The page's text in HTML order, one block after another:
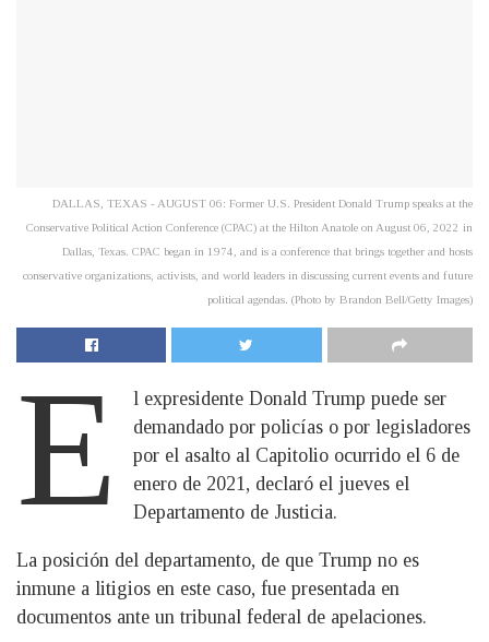
DALLAS, TEXAS - AUGUST 06: Former U.S. President Donald Trump speaks at the
Conservative Political Action Conference (CPAC) at the Hilton Anatole on August 06, 2022 in
Dallas, Texas. CPAC began in 1974, and is a conference that brings together and hosts
conservative organizations, activists, and world leaders in discussing current events and future
political agendas. (Photo by Brandon Bell/Getty Images)
E
l expresidente Donald Trump puede ser
demandado por policías o por legisladores
por el asalto al Capitolio ocurrido el 6 de
enero de 2021, declaró el jueves el
Departamento de Justicia.
La posición del departamento, de que Trump no es
inmune a litigios en este caso, fue presentada en
documentos ante un tribunal federal de apelaciones.